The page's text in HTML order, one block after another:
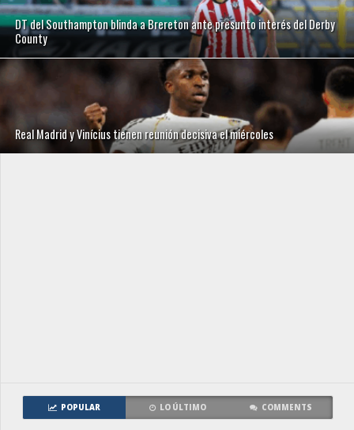
DT del Southampton blinda a Brereton ante presunto interés del Derby
County
Real Madrid y Vinícius tienen reunión decisiva el miércoles
POPULAR LO ÚLTIMO COMMENTS